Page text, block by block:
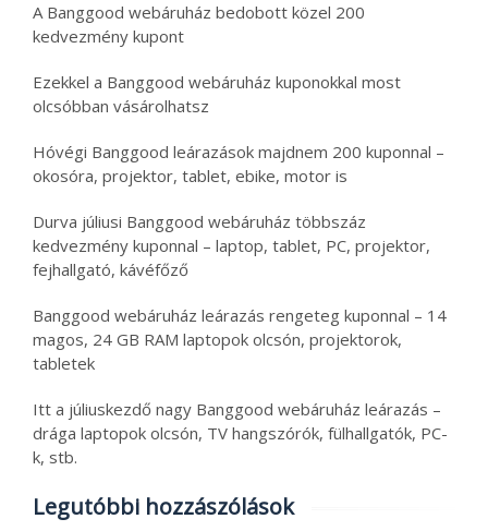
A Banggood webáruház bedobott közel 200
kedvezmény kupont
Ezekkel a Banggood webáruház kuponokkal most
olcsóbban vásárolhatsz
Hóvégi Banggood leárazások majdnem 200 kuponnal –
okosóra, projektor, tablet, ebike, motor is
Durva júliusi Banggood webáruház többszáz
kedvezmény kuponnal – laptop, tablet, PC, projektor,
fejhallgató, kávéfőző
Banggood webáruház leárazás rengeteg kuponnal – 14
magos, 24 GB RAM laptopok olcsón, projektorok,
tabletek
Itt a júliuskezdő nagy Banggood webáruház leárazás –
drága laptopok olcsón, TV hangszórók, fülhallgatók, PC-
k, stb.
Legutóbbi hozzászólások